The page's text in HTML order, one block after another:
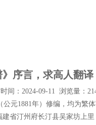
》序言，求高人翻译
：2024-09-11 浏览量：
元1881年）修编，均为繁
省汀州府长汀县吴家坊上